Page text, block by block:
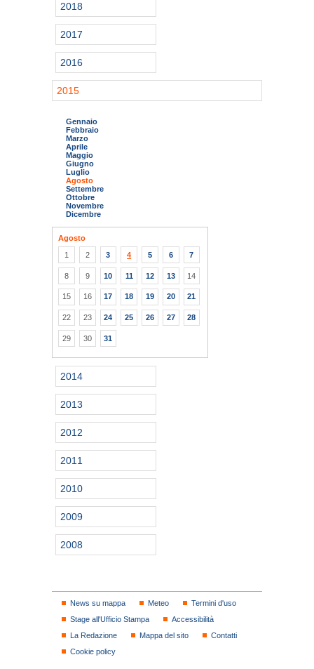
2018
2017
2016
2015
Gennaio
Febbraio
Marzo
Aprile
Maggio
Giugno
Luglio
Agosto
Settembre
Ottobre
Novembre
Dicembre
Agosto
1
2 3 4 5 6 7
8 9 10 11 12 13 14
15 16 17 18 19 20 21
22 23 24 25 26 27 28
29 30 31
2014
2013
2012
2011
2010
2009
2008
News su mappa Meteo
Termini d'uso
Stage all'Ufficio Stampa
Accessibilità
La Redazione
Mappa del sito
Contatti
Cookie policy